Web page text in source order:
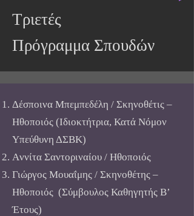
Τριετές
Πρόγραμμα Σπουδών
Δέσποινα Μπεμπεδέλη / Σκηνοθέτις –
Ηθοποιός (Ιδιοκτήτρια, Κατά Νόμον
Υπεύθυνη ΔΣΒΚ)
Aννίτα Σαντοριναίου / Ηθοποιός
Γιώργος Μουαΐμης / Σκηνοθέτης –
Ηθοποιός (Σύμβουλος Καθηγητής Β’
Έτους)